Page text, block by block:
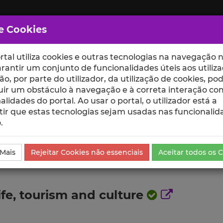
ESCOLAS UNIDADES
tourism and culture
Cookies
utiliza cookies e outras tecnologias na navegação
um conjunto de funcionalidades úteis aos
por parte do utilizador, da utilização de cookies,
um obstáculo à navegação e à correta interação
do portal. Ao usar o portal, o utilizador está a
que estas tecnologias sejam usadas nas
Rejeitar Cookies não essenciais Aceitar todos os